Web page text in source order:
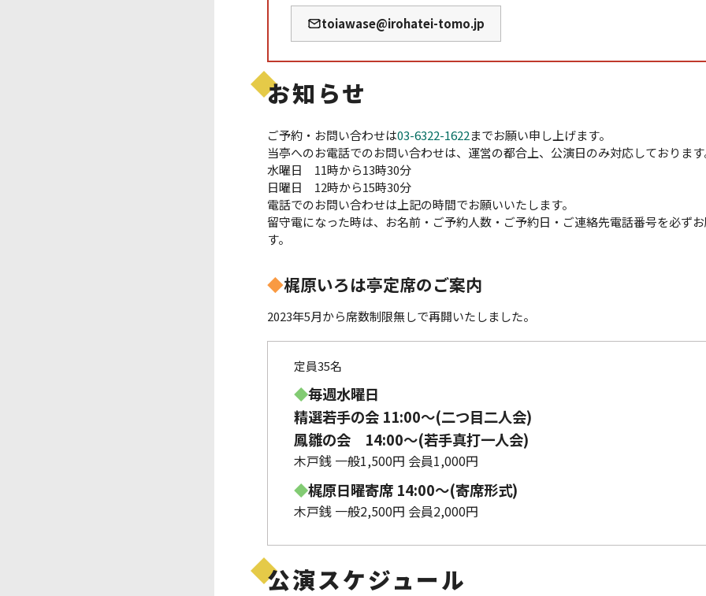
toiawase@irohatei-tomo.jp
お知らせ
ご予約・お問い合わせは03-6322-1622までお願い申し上げます。
当亭へのお電話でのお問い合わせは、運営の都合上、公演日のみ対応しておりま
水曜日 11時から13時30分
日曜日 12時から15時30分
電話でのお問い合わせは上記の時間でお願いいたします。
留守電になった時は、お名前・ご予約人数・ご予約日・ご連絡先電話番号を必ず
す。
◆梶原いろは亭定席のご案内
2023年5月から席数制限無しで再開いたしました。
定員35名
◆毎週水曜日
精選若手の会 11:00〜(二つ目二人会)
鳳雛の会 14:00～(若手真打一人会)
木戸銭 一般1,500円 会員1,000円
◆梶原日曜寄席 14:00〜(寄席形式)
木戸銭 一般2,500円 会員2,000円
公演スケジュール